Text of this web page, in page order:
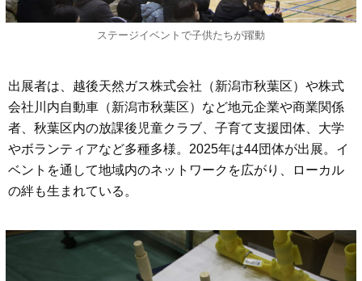
ステージイベントで子供たちが躍動
出展者は、越後天然ガス株式会社（新潟市秋葉区）や株式
会社川内自動車（新潟市秋葉区）など地元企業や商業関係
者、秋葉区内の放課後児童クラブ、⼦育て⽀援団体、大学
やボランティアなど多種多様。2025年は44団体が出展。イ
ベントを通して地域内のネットワークを広がり、ローカル
の絆も生まれている。